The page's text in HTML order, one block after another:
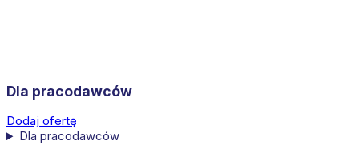
Dla pracodawców
Dodaj ofertę
Dla pracodawców